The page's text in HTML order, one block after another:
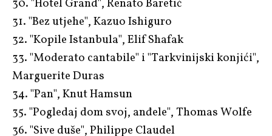
30. "Hotel Grand", Renato Baretić
31. "Bez utjehe", Kazuo Ishiguro
32. "Kopile Istanbula", Elif Shafak
33. "Moderato cantabile" i "Tarkvinijski konjići",
Marguerite Duras
34. "Pan", Knut Hamsun
35. "Pogledaj dom svoj, anđele", Thomas Wolfe
36. "Sive duše", Philippe Claudel